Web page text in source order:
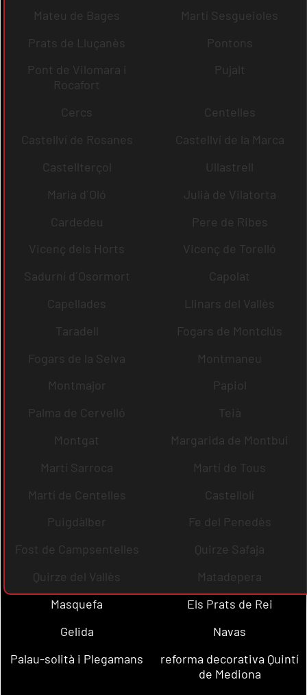
Mateu de Bages
Martí Sesgueioles
Prats de Lluçanès
Pontons
Pont de Vilomara i
Rocafort
Pujalt
Cercs
Centelles
Castellví de Rosanes
Castellví de la Marca
Castellterçol
Ullastrell
Maria d´Oló
Julià de Vilatorta
Cardedeu
Pere de Ribes
Vicenç dels Horts
Vicenç de Torelló
Sadurní d´Osormort
Capolat
Capellades
Llinars del Vallès
Taradell
Fogars de Montclús
Fogars de la Selva
Montmaneu
Montmajor
Papiol
Palma de Cervelló
Teià
Montgat
Margarida de Montbui
Martí Sarroca
Martí de Tous
Martí de Centelles
Castellolí
Puigdàlber
Fe del Penedès
Fost de Campsentelles
Quirze Safaja
Quirze del Vallès
Matadepera
Masquefa
Els Prats de Rei
Gelida
Navas
Palau-solità i Plegamans
reforma decorativa Quintí
de Mediona